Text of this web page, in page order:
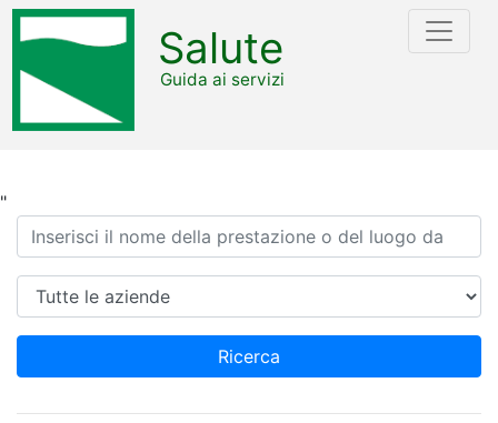
"
Salute
Guida ai servizi
Ricerca
Azienda
Ricerca